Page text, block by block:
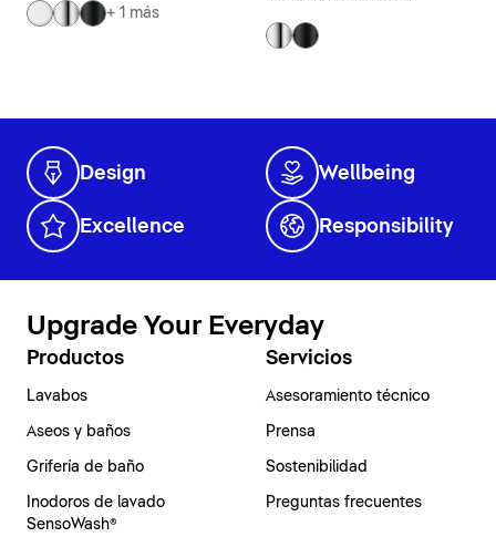
+ 1 más
Design Wellbeing
Excellence Responsibility
Upgrade Your Everyday
Productos
Lavabos
Aseos y baños
Grifería de baño
Inodoros de lavado
SensoWash®
Servicios
Asesoramiento técnico
Prensa
Sostenibilidad
Preguntas frecuentes